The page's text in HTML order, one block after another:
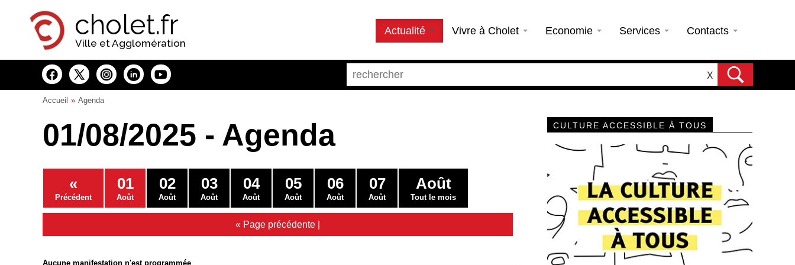
cholet.fr
Ville et Agglomération
Actualité Vivre à Cholet Economie Services Contacts
X
Accueil Agenda
01/08/2025 - Agenda
«
Précédent
01
Août
02
Août
03
Août
04
Août
05
Août
06
Août
07
Août
Août
Tout le mois
« Page précédente |
Aucune manifestation n'est programmée
CULTURE ACCESSIBLE À TOUS